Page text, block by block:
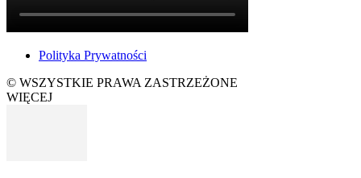
Polityka Prywatności
© WSZYSTKIE PRAWA ZASTRZEŻONE
WIĘCEJ